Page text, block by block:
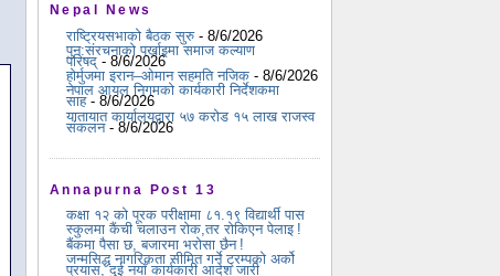
Nepal News
राष्ट्रियसभाको बैठक सुरु- 8/6/2026
पुन:संरचनाको पर्खाइमा समाज कल्याण
परिषद् - 8/6/2026
होर्मुजमा इरान–ओमान सहमति नजिक - 8/6/2026
नेपाल आयल निगमको कार्यकारी निर्देशकमा
साह- 8/6/2026
यातायात कार्यालयद्वारा ५७ करोड १५ लाख राजस्व
संकलन- 8/6/2026
Annapurna Post 13
कक्षा १२ को पूरक परीक्षामा ८१.१९ विद्यार्थी पास
स्कुलमा कैंची चलाउन रोक,तर रोकिएन पेलाइ !
बैंकमा पैसा छ, बजारमा भरोसा छैन !
जन्मसिद्ध नागरिकता सीमित गर्ने ट्रम्पको अर्को
प्रयास, दुई नयाँ कार्यकारी आदेश जारी